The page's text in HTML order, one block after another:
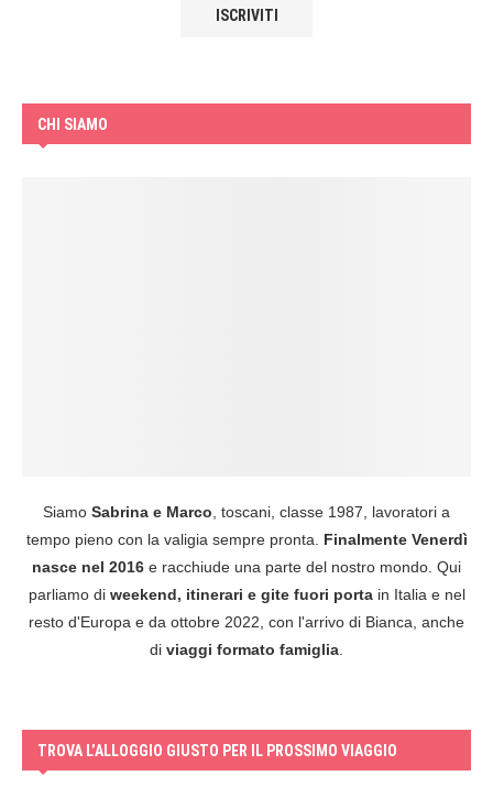
CHI SIAMO
Siamo Sabrina e Marco, toscani, classe 1987, lavoratori a
tempo pieno con la valigia sempre pronta. Finalmente Venerdì
nasce nel 2016 e racchiude una parte del nostro mondo. Qui
parliamo di weekend, itinerari e gite fuori portain Italia e nel
resto d'Europa e da ottobre 2022, con l'arrivo di Bianca, anche
di viaggi formato famiglia.
TROVA L’ALLOGGIO GIUSTO PER IL PROSSIMO VIAGGIO